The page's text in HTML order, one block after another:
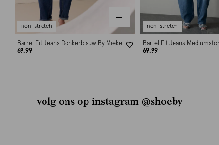
non-stretch
Barrel Fit Jeans Donkerblauw By Mieke
69.99
non-stretch
Barrel Fit Jeans
69.99
volg ons op instagram @shoeby